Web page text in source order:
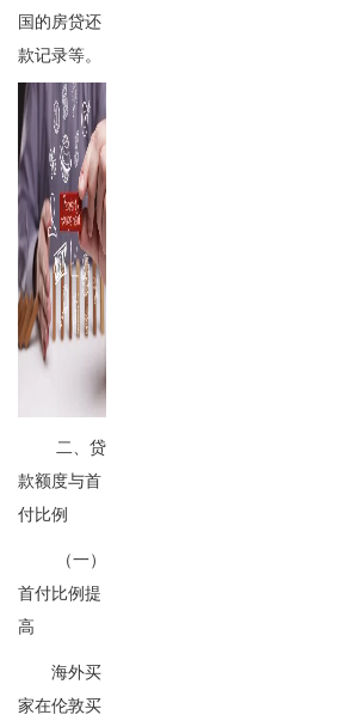
国的房贷还
款记录等。
二、贷
款额度与首
付比例
（一）
首付比例提
高
海外买
家在伦敦买